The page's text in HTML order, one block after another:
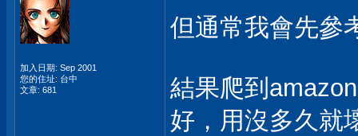
加入日期: Sep 2001
您的住址: 台中
文章: 681
但通常我會先參
結果爬到
好，用沒多久就